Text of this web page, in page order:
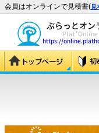
会員はオンラインで見積書(見